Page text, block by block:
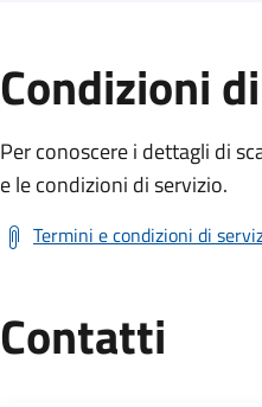
Condizioni
Per conoscere i dettagli di
e le condizioni di servizio.
Termini e condizioni di
Contatti